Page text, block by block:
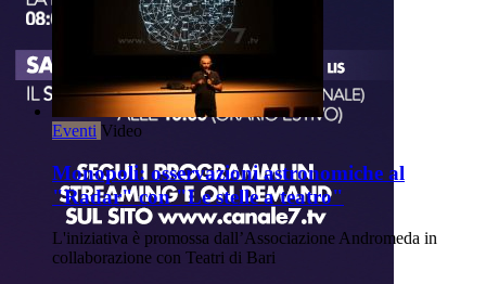
Eventi Video
Monopoli: osservazioni astronomiche al
"Radar" con "Le stelle a teatro"
L'iniziativa è promossa dall’Associazione Andromeda in
collaborazione con Teatri di Bari